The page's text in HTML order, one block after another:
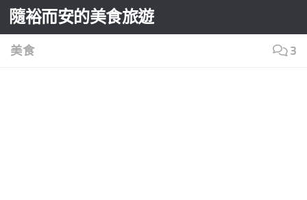
Skip to content
隨裕而安的美食旅遊
美食 3